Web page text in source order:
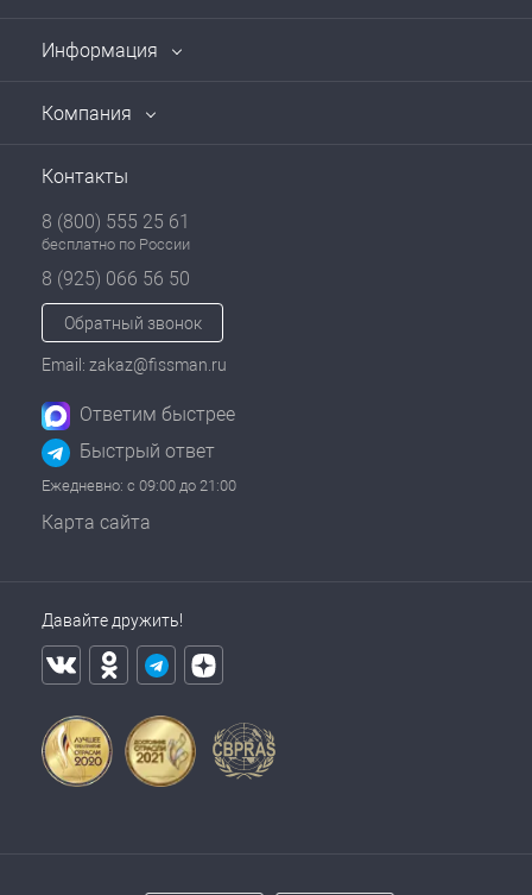
Информация
Компания
Контакты
8 (800) 555 25 61
бесплатно по России
8 (925) 066 56 50
Обратный звонок
Email: zakaz@fissman.ru
Ответим быстрее
Быстрый ответ
Ежедневно: с 09:00 до 21:00
Карта сайта
Давайте дружить!